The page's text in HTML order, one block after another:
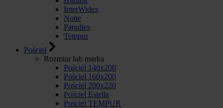
InterWidex
Notte
Paradies
Tempur
Pościel
Rozmiar lub marka
Pościel 140x200
Pościel 160x200
Pościel 200x220
Pościel Estella
Pościel TEMPUR